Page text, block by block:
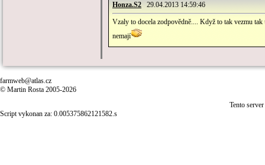
Honza.S2 29.04.2013 14:59:46
Vzaly to docela zodpovědně.... Když to tak vezmu
nemají
farmweb@atlas.cz
© Martin Rosta 2005-2026
Tento
Script vykonan za: 0.005375862121582.s